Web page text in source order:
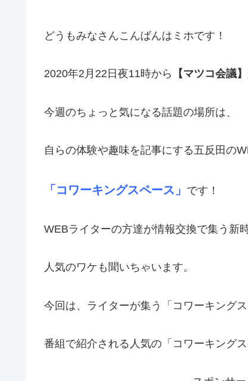
どうもみなさんこんばんはミホです！
2020年2月22日夜11時から 【マツコ会議】
今週のちょっと気になる話題の場所は、
自らの体験や趣味を記事にする五反田の
「コワーキングスペース」 です！
WEBライターの方達が情報交換で集う新
人気のワケも聞いちゃいます。
今回は、ライターが集う「コワーキング
番組で紹介される人気の「コワーキング